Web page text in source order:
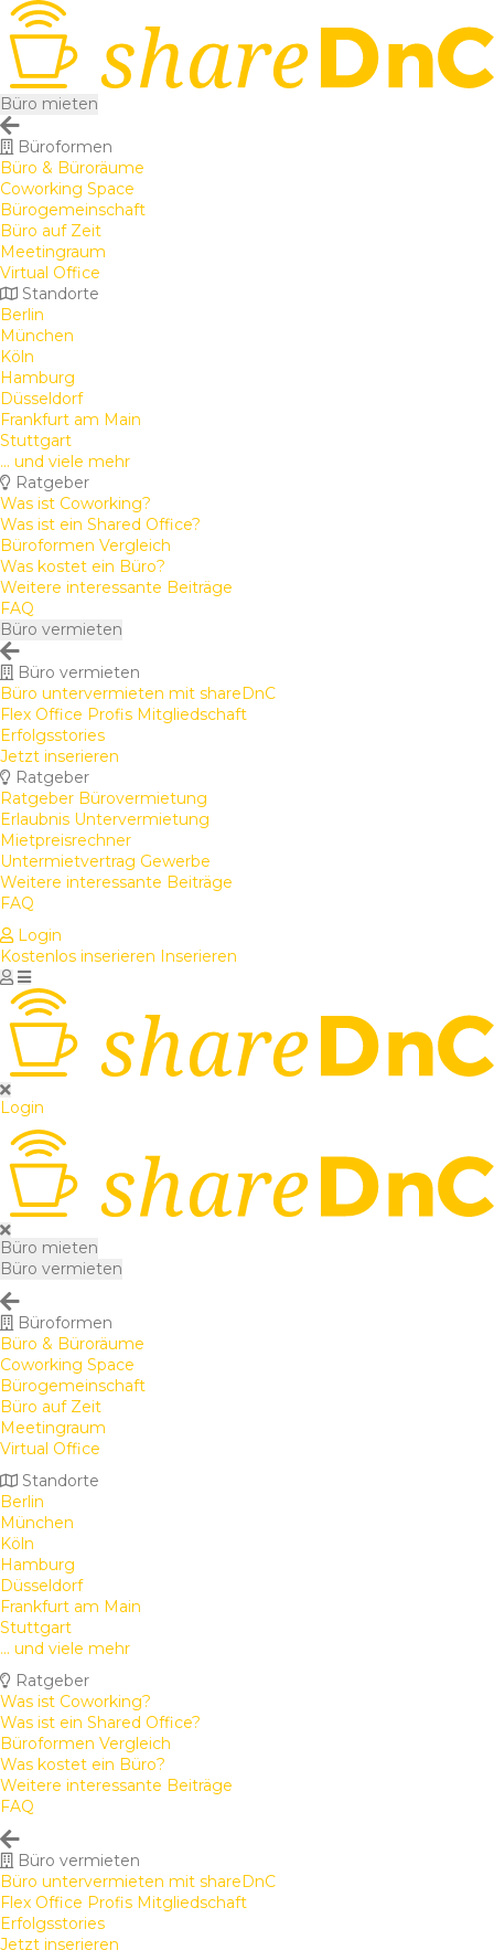
Büro mieten
Büroformen
Büro & Büroräume
Coworking Space
Bürogemeinschaft
Büro auf Zeit
Meetingraum
Virtual Office
Standorte
Berlin
München
Köln
Hamburg
Düsseldorf
Frankfurt am Main
Stuttgart
... und viele mehr
Ratgeber
Was ist Coworking?
Was ist ein Shared Office?
Büroformen Vergleich
Was kostet ein Büro?
Weitere interessante Beiträge
FAQ
Büro vermieten
Büro vermieten
Büro untervermieten mit shareDnC
Flex Office Profis Mitgliedschaft
Erfolgsstories
Jetzt inserieren
Ratgeber
Ratgeber Bürovermietung
Erlaubnis Untervermietung
Mietpreisrechner
Untermietvertrag Gewerbe
Weitere interessante Beiträge
FAQ
Login
Kostenlos inserieren Inserieren
Login
Büro mieten
Büro vermieten
Büroformen
Büro & Büroräume
Coworking Space
Bürogemeinschaft
Büro auf Zeit
Meetingraum
Virtual Office
Standorte
Berlin
München
Köln
Hamburg
Düsseldorf
Frankfurt am Main
Stuttgart
... und viele mehr
Ratgeber
Was ist Coworking?
Was ist ein Shared Office?
Büroformen Vergleich
Was kostet ein Büro?
Weitere interessante Beiträge
FAQ
Büro vermieten
Büro untervermieten mit shareDnC
Flex Office Profis Mitgliedschaft
Erfolgsstories
Jetzt inserieren